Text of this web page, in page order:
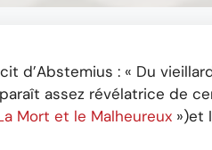
d’Abstemius : « Du
assez révélatrice de
Mort et le Malheureux »)et